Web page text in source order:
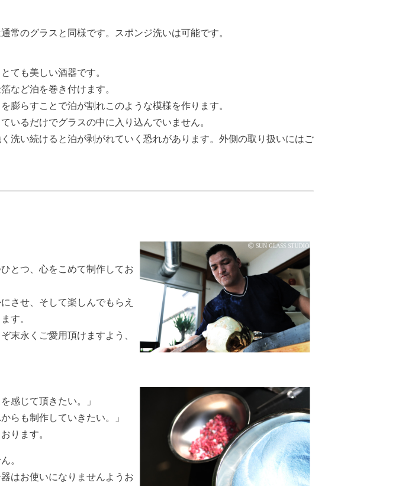
常のグラスと同様です。スポンジ洗いは可能です。
ても美しい酒器です。
など泊を巻き付けます。
膨らすことで泊が割れこのような模様を作ります。
いるだけでグラスの中に入り込んでいません。
洗い続けると泊が剥がれていく恐れがあります。外側の取り扱いにはご
とつ、心をこめて制作してお
させ、そして楽しんでもらえ
す。
末永くご愛用頂けますよう、
感じて頂きたい。」
らも制作していきたい。」
ります。
。
はお使いになりませんようお